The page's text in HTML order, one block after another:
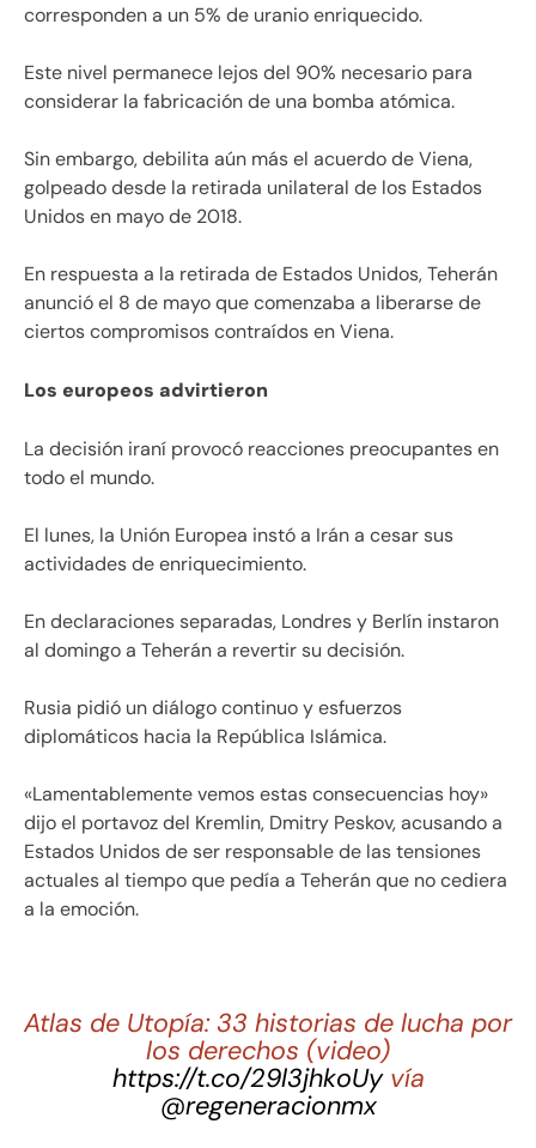
corresponden a un 5% de uranio enriquecido.
Este nivel permanece lejos del 90% necesario para
considerar la fabricación de una bomba atómica.
Sin embargo, debilita aún más el acuerdo de Viena,
golpeado desde la retirada unilateral de los Estados
Unidos en mayo de 2018.
En respuesta a la retirada de Estados Unidos, Teherán
anunció el 8 de mayo que comenzaba a liberarse de
ciertos compromisos contraídos en Viena.
Los europeos advirtieron
La decisión iraní provocó reacciones preocupantes en
todo el mundo.
El lunes, la Unión Europea instó a Irán a cesar sus
actividades de enriquecimiento.
En declaraciones separadas, Londres y Berlín instaron
al domingo a Teherán a revertir su decisión.
Rusia pidió un diálogo continuo y esfuerzos
diplomáticos hacia la República Islámica.
«Lamentablemente vemos estas consecuencias hoy»
dijo el portavoz del Kremlin, Dmitry Peskov, acusando a
Estados Unidos de ser responsable de las tensiones
actuales al tiempo que pedía a Teherán que no cediera
a la emoción.
Atlas de Utopía: 33 historias de lucha por
los derechos (video)
https://t.co/29l3jhkoUyvía
@regeneracionmx